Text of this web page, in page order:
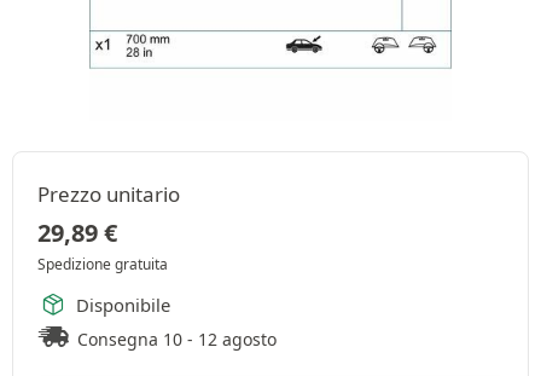
Prezzo unitario
29,89€
Spedizione gratuita
Disponibile
Consegna 10 - 12 agosto